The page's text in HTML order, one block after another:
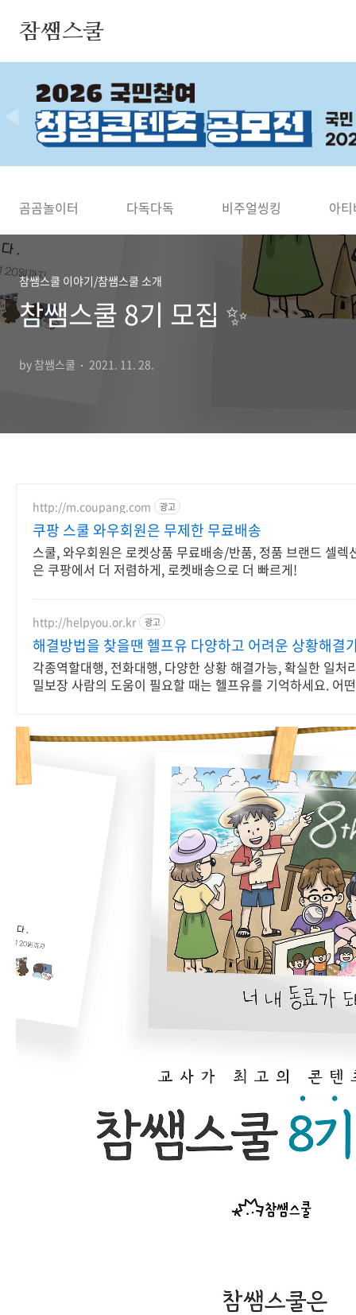
참쌤스쿨
곰곰놀이터 다독다독 비주얼씽킹 아
참쌤스쿨 이야기/참쌤스쿨 소개
참쌤스쿨 8기 모집 ✨
by 참쌤스쿨 2021. 11. 28.
http://m.coupang.com 광고
쿠팡 스쿨 와우회원은 무제한 무료배송
스쿨, 와우회원은 로켓상품 무료배송/반품, 정품 브랜드 셀렉
은 쿠팡에서 더 저렴하게, 로켓배송으로 더 빠르게!
http://helpyou.or.kr 광고
해결방법을 찾을땐 헬프유 다양하고 어려운 상황해결
각종역할대행, 전화대행, 다양한 상황 해결가능, 확실한 일처
밀보장 사람의 도움이 필요할 때는 헬프유를 기억하세요. 어